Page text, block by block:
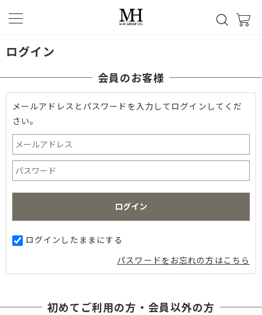
ログイン
会員のお客様
メールアドレスとパスワードを入力してログインしてくだ
さい。
ログインしたままにする
パスワードをお忘れの方はこちら
初めてご利用の方・会員以外の方